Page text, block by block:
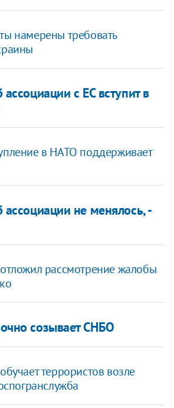
намерены требовать
с ЕС вступит в
в НАТО поддерживает
не менялось, -
рассмотрение жалобы
созывает СНБО
террористов возле